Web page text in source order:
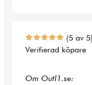
(5 av
Verifierad köpare
Om Outl1.se: